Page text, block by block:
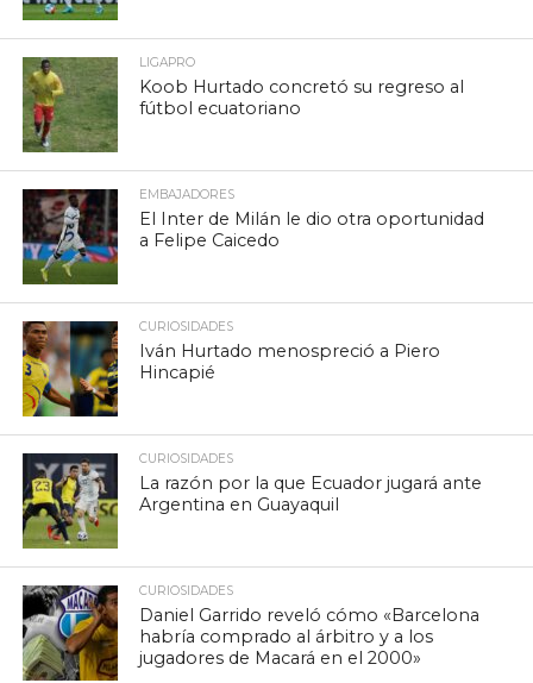
LIGAPRO
Koob Hurtado concretó su regreso al
fútbol ecuatoriano
EMBAJADORES
El Inter de Milán le dio otra oportunidad
a Felipe Caicedo
CURIOSIDADES
Iván Hurtado menospreció a Piero
Hincapié
CURIOSIDADES
La razón por la que Ecuador jugará ante
Argentina en Guayaquil
CURIOSIDADES
Daniel Garrido reveló cómo «Barcelona
habría comprado al árbitro y a los
jugadores de Macará en el 2000»